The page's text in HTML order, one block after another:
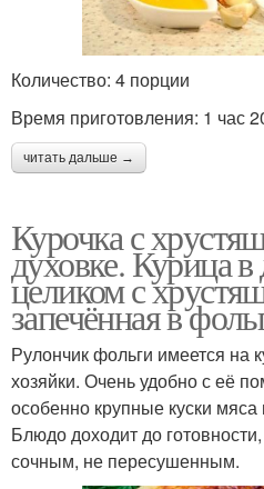
Количество: 4 порции
Время приготовления: 1 час
читать дальше →
Курочка с
духовке. Курица в
целиком с
запечённая в
Рулончик фольги имеется на
хозяйки. Очень удобно с её
особенно крупные куски
Блюдо доходит до
сочным, не пересушенным.